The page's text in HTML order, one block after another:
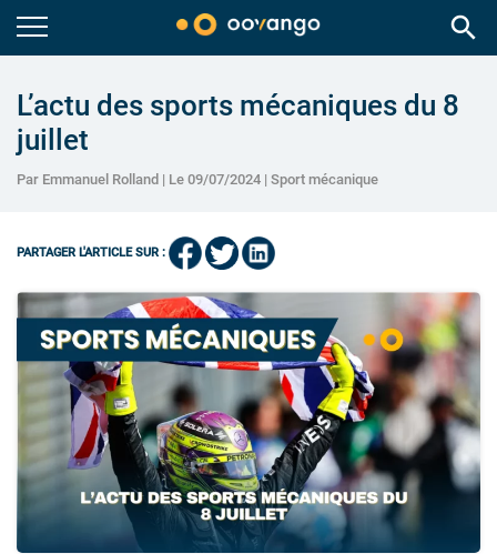
search
L’actu des sports mécaniques du 8
juillet
Par Emmanuel Rolland | Le 09/07/2024 | Sport mécanique
PARTAGER L'ARTICLE SUR :